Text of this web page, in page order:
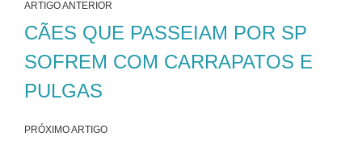
ARTIGO ANTERIOR
CÃES QUE PASSEIAM POR SP
SOFREM COM CARRAPATOS E
PULGAS
PRÓXIMO ARTIGO